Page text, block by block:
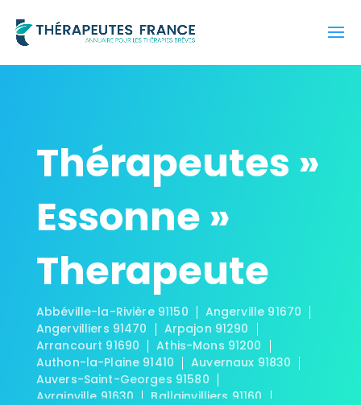
Thérapeutes »
Essonne »
Therapeute
Abbéville-la-Rivière 91150
Angerville 91670
Angervilliers 91470
Arpajon 91290
Arrancourt 91690
Athis-Mons 91200
Authon-la-Plaine 91410
Auvernaux 91830
Auvers-Saint-Georges 91580
Avrainville 91630
Ballainvilliers 91160